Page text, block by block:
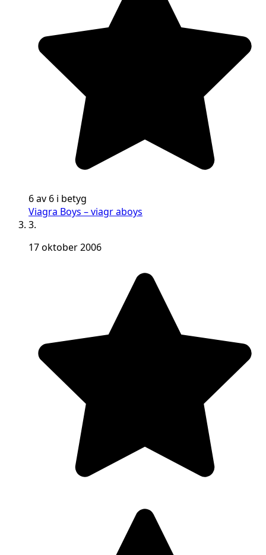
6 av 6 i betyg
Viagra Boys – viagr aboys
3.
17 oktober 2006